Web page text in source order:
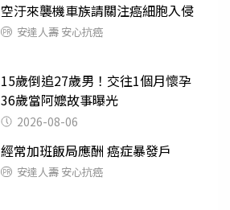
空汙來襲機車族請關注癌細胞入侵
安達人壽 安心抗癌
15歲倒追27歲男！交往1個月懷孕
36歲當阿嬤故事曝光
2026-08-06
經常加班飯局應酬 癌症暴發戶
安達人壽 安心抗癌